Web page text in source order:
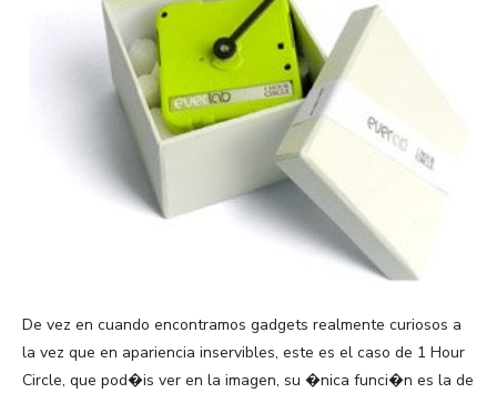
De vez en cuando encontramos gadgets realmente curiosos a
la vez que en apariencia inservibles, este es el caso de 1 Hour
Circle, que pod�is ver en la imagen, su �nica funci�n es la de